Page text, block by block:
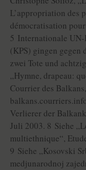
L’appropriation des
démocratisation
5 Internationale
(KPS) gingen gegen
zwei Tote und
„Hymne, drapeau:
Courrier des
Verlierer der
Juli 2003. 8 Siehe
multiethnique“,
9 Siehe „Kosovski
medjunarodnoj